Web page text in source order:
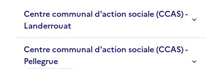
Centre communal d'action sociale (CCAS) -
Landerrouat
Centre communal d'action sociale (CCAS) -
Pellegrue